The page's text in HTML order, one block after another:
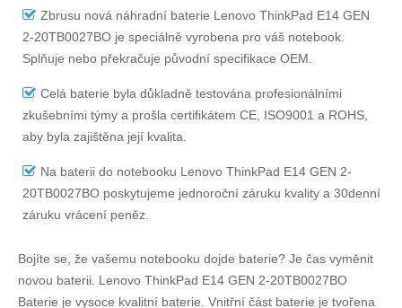
Zbrusu nová náhradní baterie Lenovo ThinkPad E14 GEN
2-20TB0027BO je speciálně vyrobena pro váš notebook.
Splňuje nebo překračuje původní specifikace OEM.
Celá baterie byla důkladně testována profesionálními
zkušebními týmy a prošla certifikátem CE, ISO9001 a ROHS,
aby byla zajištěna její kvalita.
Na baterii do notebooku Lenovo ThinkPad E14 GEN 2-
20TB0027BO poskytujeme jednoroční záruku kvality a 30denní
záruku vrácení peněz.
Bojíte se, že vašemu notebooku dojde baterie? Je čas vyměnit
novou baterii. Lenovo ThinkPad E14 GEN 2-20TB0027BO
Baterie je vysoce kvalitní baterie. Vnitřní část baterie je tvořena